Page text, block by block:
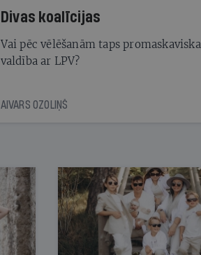
Divas koalīcijas
Vai pēc vēlēšanām taps promaskaviska
valdība ar LPV?
AIVARS OZOLIŅŠ